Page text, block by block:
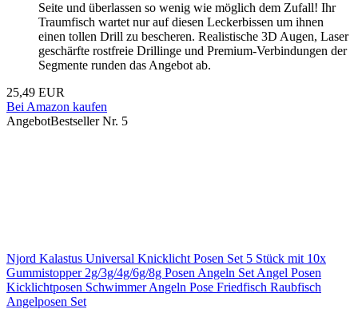
Seite und überlassen so wenig wie möglich dem Zufall! Ihr
Traumfisch wartet nur auf diesen Leckerbissen um ihnen
einen tollen Drill zu bescheren. Realistische 3D Augen, Laser
geschärfte rostfreie Drillinge und Premium-Verbindungen der
Segmente runden das Angebot ab.
25,49 EUR
Bei Amazon kaufen
AngebotBestseller Nr. 5
Njord Kalastus Universal Knicklicht Posen Set 5 Stück mit 10x
Gummistopper 2g/3g/4g/6g/8g Posen Angeln Set Angel Posen
Kicklichtposen Schwimmer Angeln Pose Friedfisch Raubfisch
Angelposen Set